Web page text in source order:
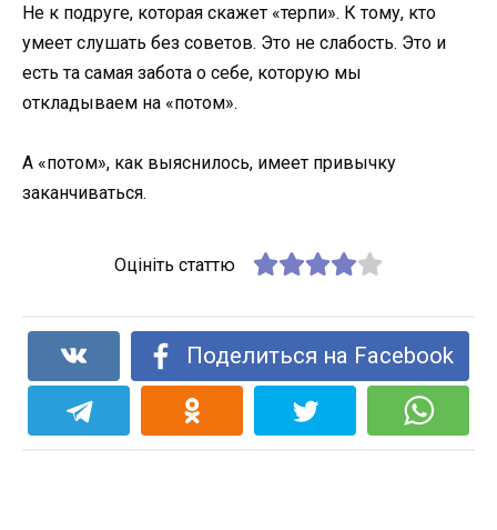
Не к подруге, которая скажет «терпи». К тому, кто
умеет слушать без советов. Это не слабость. Это и
есть та самая забота о себе, которую мы
откладываем на «потом».
А «потом», как выяснилось, имеет привычку
заканчиваться.
Оцініть статтю
Поделиться на Facebook